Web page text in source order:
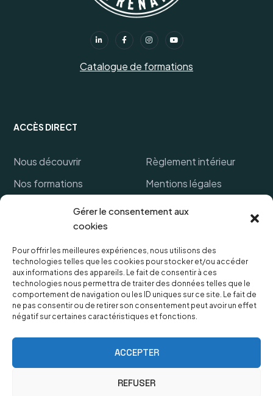
Gérer le consentement aux
cookies
Pour offrir les meilleures expériences, nous utilisons des
technologies telles que les cookies pour stocker et/ou accéder
aux informations des appareils. Le fait de consentir à ces
technologies nous permettra de traiter des données telles que le
comportement de navigation ou les ID uniques sur ce site. Le fait de
ne pas consentir ou de retirer son consentement peut avoir un effet
négatif sur certaines caractéristiques et fonctions.
ACCEPTER
REFUSER
Catalogue de formations
ACCÈS DIRECT
Nous découvrir
Nos formations
Financer ma formation
Références clients
FAQ
Lexique
Règlement intérieur
Mentions légales
Protection des données
personnelles
OUVERTURES & HORAIRES
Le secrétariat est ouvert du lundi au vendredi de 9h à
18h,
Fermeture samedi et dimanche.